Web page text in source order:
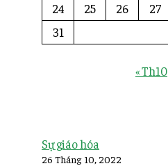
24
25 26 27
31
« Th10
Sự giáo hóa
26 Tháng 10, 2022